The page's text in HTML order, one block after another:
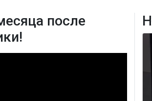
после